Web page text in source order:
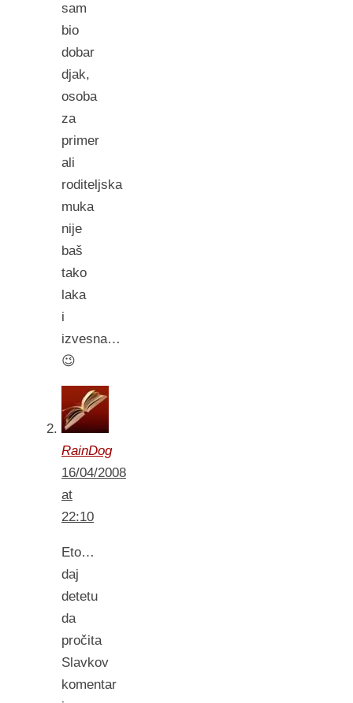
sam
bio
dobar
djak,
osoba
za
primer
ali
roditeljska
muka
nije
baš
tako
laka
i
izvesna…
😉
RainDog
16/04/2008
at
22:10
Eto…
daj
detetu
da
pročita
Slavkov
komentar